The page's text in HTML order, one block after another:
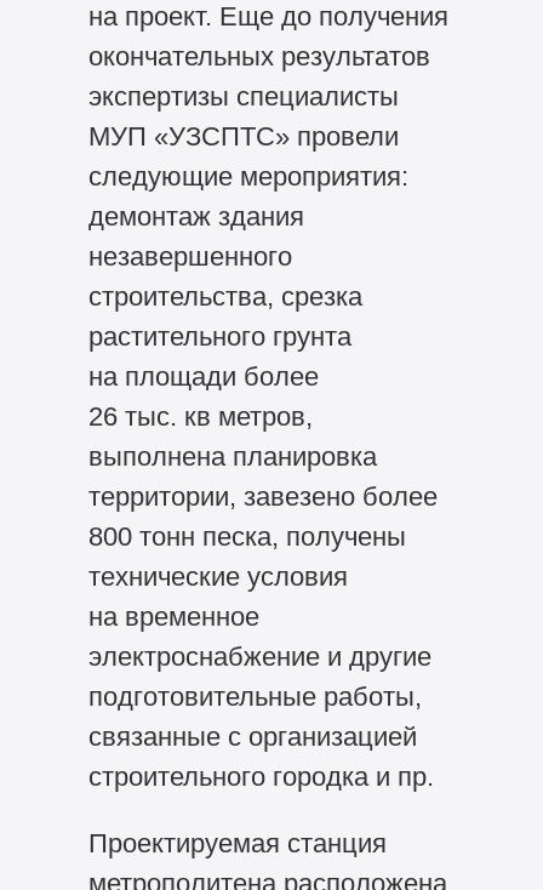
на проект. Еще до получения
окончательных результатов
экспертизы специалисты
МУП «УЗСПТС» провели
следующие мероприятия:
демонтаж здания
незавершенного
строительства, срезка
растительного грунта
на площади более
26 тыс. кв метров,
выполнена планировка
территории, завезено более
800 тонн песка, получены
технические условия
на временное
электроснабжение и другие
подготовительные работы,
связанные с организацией
строительного городка и пр.
Проектируемая станция
метрополитена расположена